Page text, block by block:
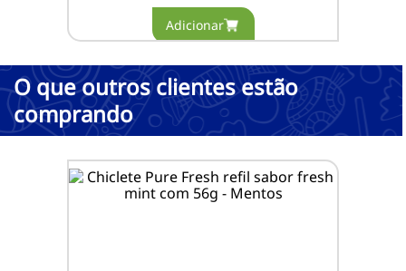
O que outros clientes estão
comprando